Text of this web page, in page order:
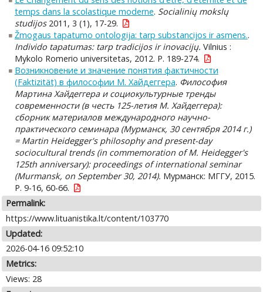
temps dans la scolastique moderne. Socialinių mokslų
studijos2011, 3 (1), 17-29.
Žmogaus tapatumo ontologija: tarp substancijos ir asmens..
Individo tapatumas: tarp tradicijos ir inovacijų. Vilnius :
Mykolo Romerio universitetas, 2012. P. 189-274.
Возникновение и значение понятия фактичности
(Faktizität) в философии М. Хайдеггера. Философия
Мартина Хайдеггера и социокультурные тренды
современности (в честь 125-летия М. Хайдеггера):
сборник материалов международного научно-
практического семинара (Мурманск, 30 сентября 2014 г.)
= Martin Heidegger's philosophy and present-day
sociocultural trends (in commemoration of M. Heidegger's
125th anniversary): proceedings of international seminar
(Murmansk, on September 30, 2014). Мурманск: МГГУ, 2015.
P. 9-16, 60-66.
Permalink:
https://www.lituanistika.lt/content/103770
Updated:
2026-04-16 09:52:10
Metrics:
Views: 28